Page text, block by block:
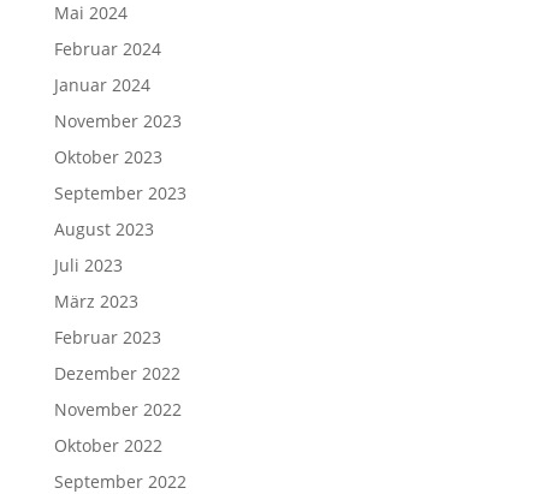
Mai 2024
Februar 2024
Januar 2024
November 2023
Oktober 2023
September 2023
August 2023
Juli 2023
März 2023
Februar 2023
Dezember 2022
November 2022
Oktober 2022
September 2022